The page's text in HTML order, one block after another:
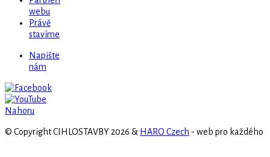
webu
Právě
stavíme
Napište
nám
Nahoru
© Copyright CIHLOSTAVBY 2026 & HARO Czech - web pro každého